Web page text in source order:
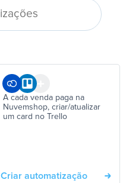
A cada venda paga na
Nuvemshop, criar/atualizar
um card no Trello
Criar automatização